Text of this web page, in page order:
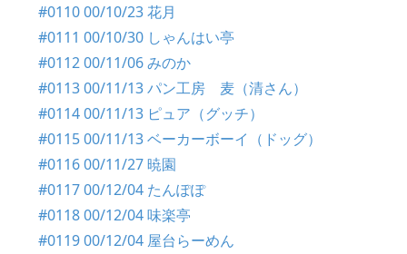
#0110 00/10/23 花月
#0111 00/10/30 しゃんはい亭
#0112 00/11/06 みのか
#0113 00/11/13 パン工房 麦（清さん）
#0114 00/11/13 ピュア（グッチ）
#0115 00/11/13 ベーカーボーイ（ドッグ）
#0116 00/11/27 暁園
#0117 00/12/04 たんぽぽ
#0118 00/12/04 味楽亭
#0119 00/12/04 屋台らーめん